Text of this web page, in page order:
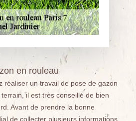
en rouleau
réaliser un travail de pose de gazon
il est très conseillé de bien
Avant de prendre la bonne
de collecter plusieurs informations